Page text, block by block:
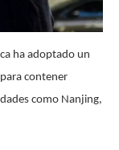
ha adoptado un
contener
como Nanjing,